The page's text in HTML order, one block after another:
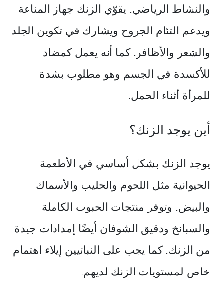
والنشاط الرياضي. يقوّي الزنك جهاز المناعة
ويدعم التئام الجروح ويشارك في تكوين الجلد
والشعر والأظافر. كما أنه يعمل كمضاد
للأكسدة في الجسم وهو مطلوب بشدة
للمرأة أثناء الحمل.
أين يوجد الزنك؟
يوجد الزنك بشكل أساسي في الأطعمة
الحيوانية مثل اللحوم والحليب والأسماك
والبيض. وتوفر منتجات الحبوب الكاملة
والسبانخ ودقيق الشوفان أيضًا إمدادات جيدة
من الزنك. كما يجب على النباتيين إيلاء اهتمام
خاص لمستويات الزنك لديهم.